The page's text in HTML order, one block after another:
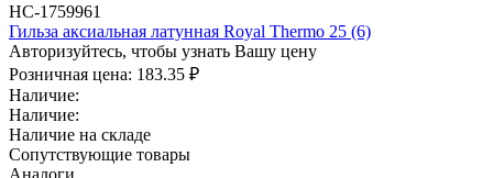
НС-1759961
Гильза аксиальная латунная Royal Thermo 25 (6)
Авторизуйтесь, чтобы узнать Вашу цену
Розничная цена: 183.35 ₽
Наличие:
Наличие:
Наличие на складе
Сопутствующие товары
Аналоги